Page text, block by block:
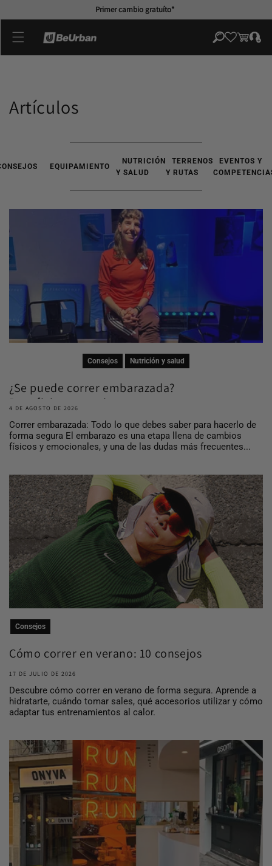
contenido
Primer cambio gratuíto*
Carrito
Iniciar
sesión
Artículos
EQUIPAMIENTO
NUTRICIÓN
Y SALUD
TERRENOS
Y RUTAS
EVENTOS Y
Consejos Nutrición y salud
¿Se puede correr embarazada?
Beneficios, consej...
4 DE AGOSTO DE 2026
Correr embarazada: Todo lo que debes saber para hacerlo de
forma segura El embarazo es una etapa llena de cambios
físicos y emocionales, y una de las dudas más frecuentes...
Consejos
Cómo correr en verano: 10 consejos
para entrena...
17 DE JULIO DE 2026
Descubre cómo correr en verano de forma segura. Aprende a
hidratarte, cuándo tomar sales, qué accesorios utilizar y cómo
adaptar tus entrenamientos al calor.